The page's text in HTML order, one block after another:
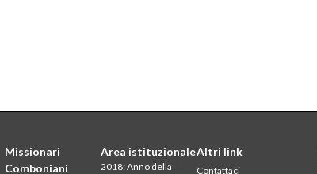
Missionari
Comboniani
Area istituzionale
2018: Anno della
Altri link
Contattaci